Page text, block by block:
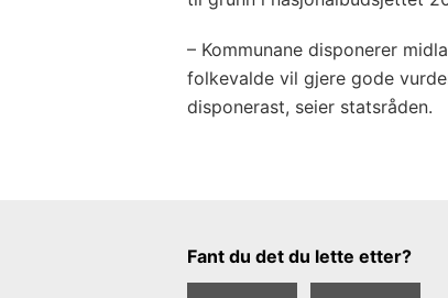
– Kommunane disponerer
folkevalde vil gjere gode
disponerast, seier statsråden.
Tilbakemeldingsskjema
Fant du det du lette etter?